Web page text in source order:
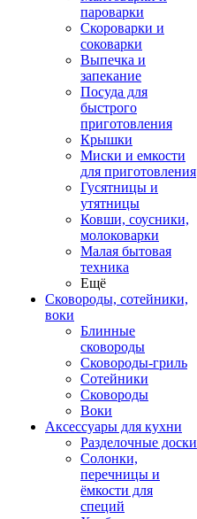
пароварки
Скороварки и
соковарки
Выпечка и
запекание
Посуда для
быстрого
приготовления
Крышки
Миски и емкости
для приготовления
Гусятницы и
утятницы
Ковши, соусники,
молоковарки
Малая бытовая
техника
Ещё
Сковороды, сотейники,
воки
Блинные
сковороды
Сковороды-гриль
Сотейники
Сковороды
Воки
Аксессуары для кухни
Разделочные доски
Солонки,
перечницы и
ёмкости для
специй